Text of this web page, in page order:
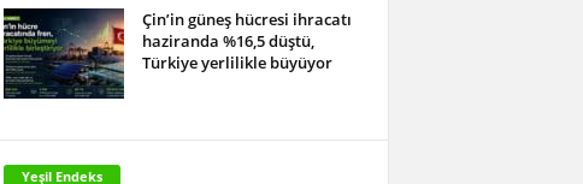
Çin’in güneş hücresi ihracatı
haziranda %16,5 düştü,
Türkiye yerlilikle büyüyor
Yeşil Endeks